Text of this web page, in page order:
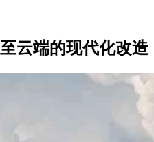
云端的现代化改造